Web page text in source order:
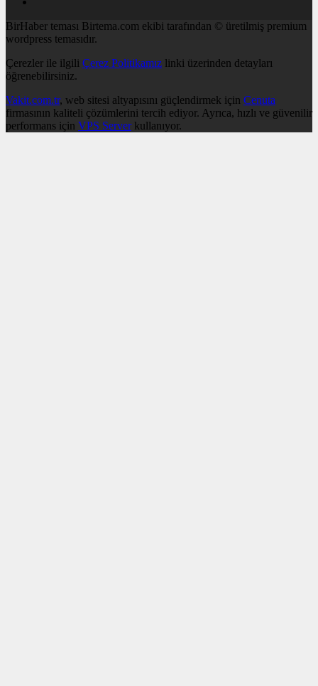
BirHaber teması Birtema.com ekibi tarafından © üretilmiş premium
wordpress temasıdır.
Çerezler ile ilgili Çerez Politikamız linki üzerinden detayları
öğrenebilirsiniz.
Vakit.com.tr, web sitesi altyapısını güçlendirmek için Cenuta
firmasının kaliteli çözümlerini tercih ediyor. Ayrıca, hızlı ve güvenilir
performans için VPS Serverkullanıyor.